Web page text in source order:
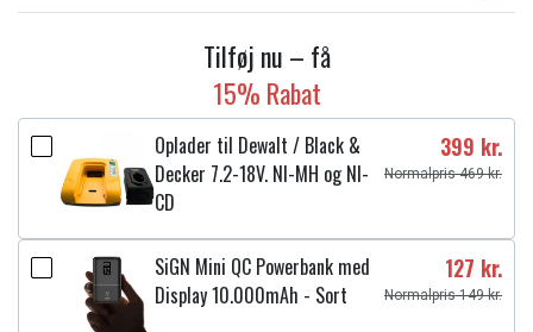
Tilføj nu – få
15% Rabat
Oplader til Dewalt / Black &
Decker 7.2-18V. NI-MH og NI-
CD
399 kr.
Normalpris 469 kr.
SiGN Mini QC Powerbank med
Display 10.000mAh - Sort
127 kr.
Normalpris 149 kr.